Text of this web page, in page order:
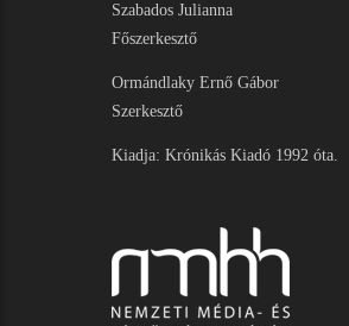
Szabados Julianna
Főszerkesztő
Ormándlaky Ernő Gábor
Szerkesztő
Kiadja: Krónikás Kiadó 1992 óta.